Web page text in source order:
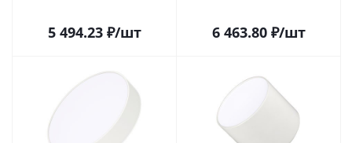
5 494.23₽/шт 6 463.80₽/шт